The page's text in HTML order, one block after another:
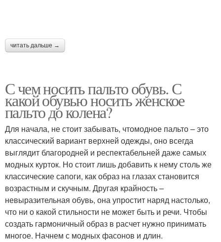
читать дальше →
С чем носить пальто обувь. С
какой обувью носить женское
пальто до колена?
Для начала, не стоит забывать, чтомодное пальто – это
классический вариант верхней одежды, оно всегда
выглядит благородней и респектабельней даже самых
модных курток. Но стоит лишь добавить к нему столь же
классические сапоги, как образ на глазах становится
возрастным и скучным. Другая крайность –
невыразительная обувь, она упростит наряд настолько,
что ни о какой стильности не может быть и речи. Чтобы
создать гармоничный образ в расчет нужно принимать
многое. Начнем с модных фасонов и длин.